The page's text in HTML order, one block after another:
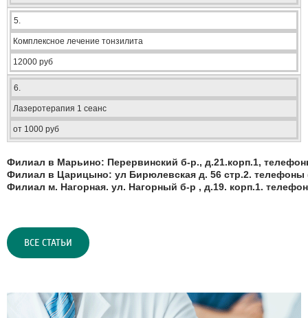
5.
Комплексное лечение тонзилита
12000 руб
6.
Лазеротерапия 1 сеанс
от 1000 руб
Филиал в Марьино: Перервинский б-р., д.21.корп.1,
Филиал в Царицыно: ул Бирюлевская д. 56 стр.2. телефоны
Филиал м. Нагорная. ул. Нагорный б-р , д.19. корп.1.
ВСЕ СТАТЬИ